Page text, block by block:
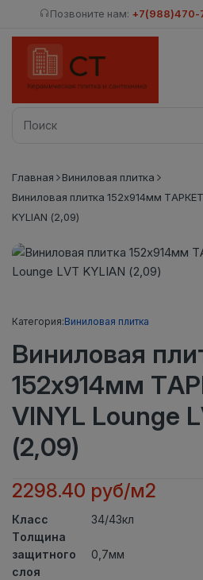
Позвоните нам: +7(988)470-
Главная
Виниловая плитка
Виниловая плитка 152x914мм
KYLIAN (2,09)
Категория:Виниловая плитка
Виниловая
152x914мм
VINYL Lounge
(2,09)
2298.40 руб/м2
Класс
34/43кл
Толщина
защитного
слоя
0,7мм